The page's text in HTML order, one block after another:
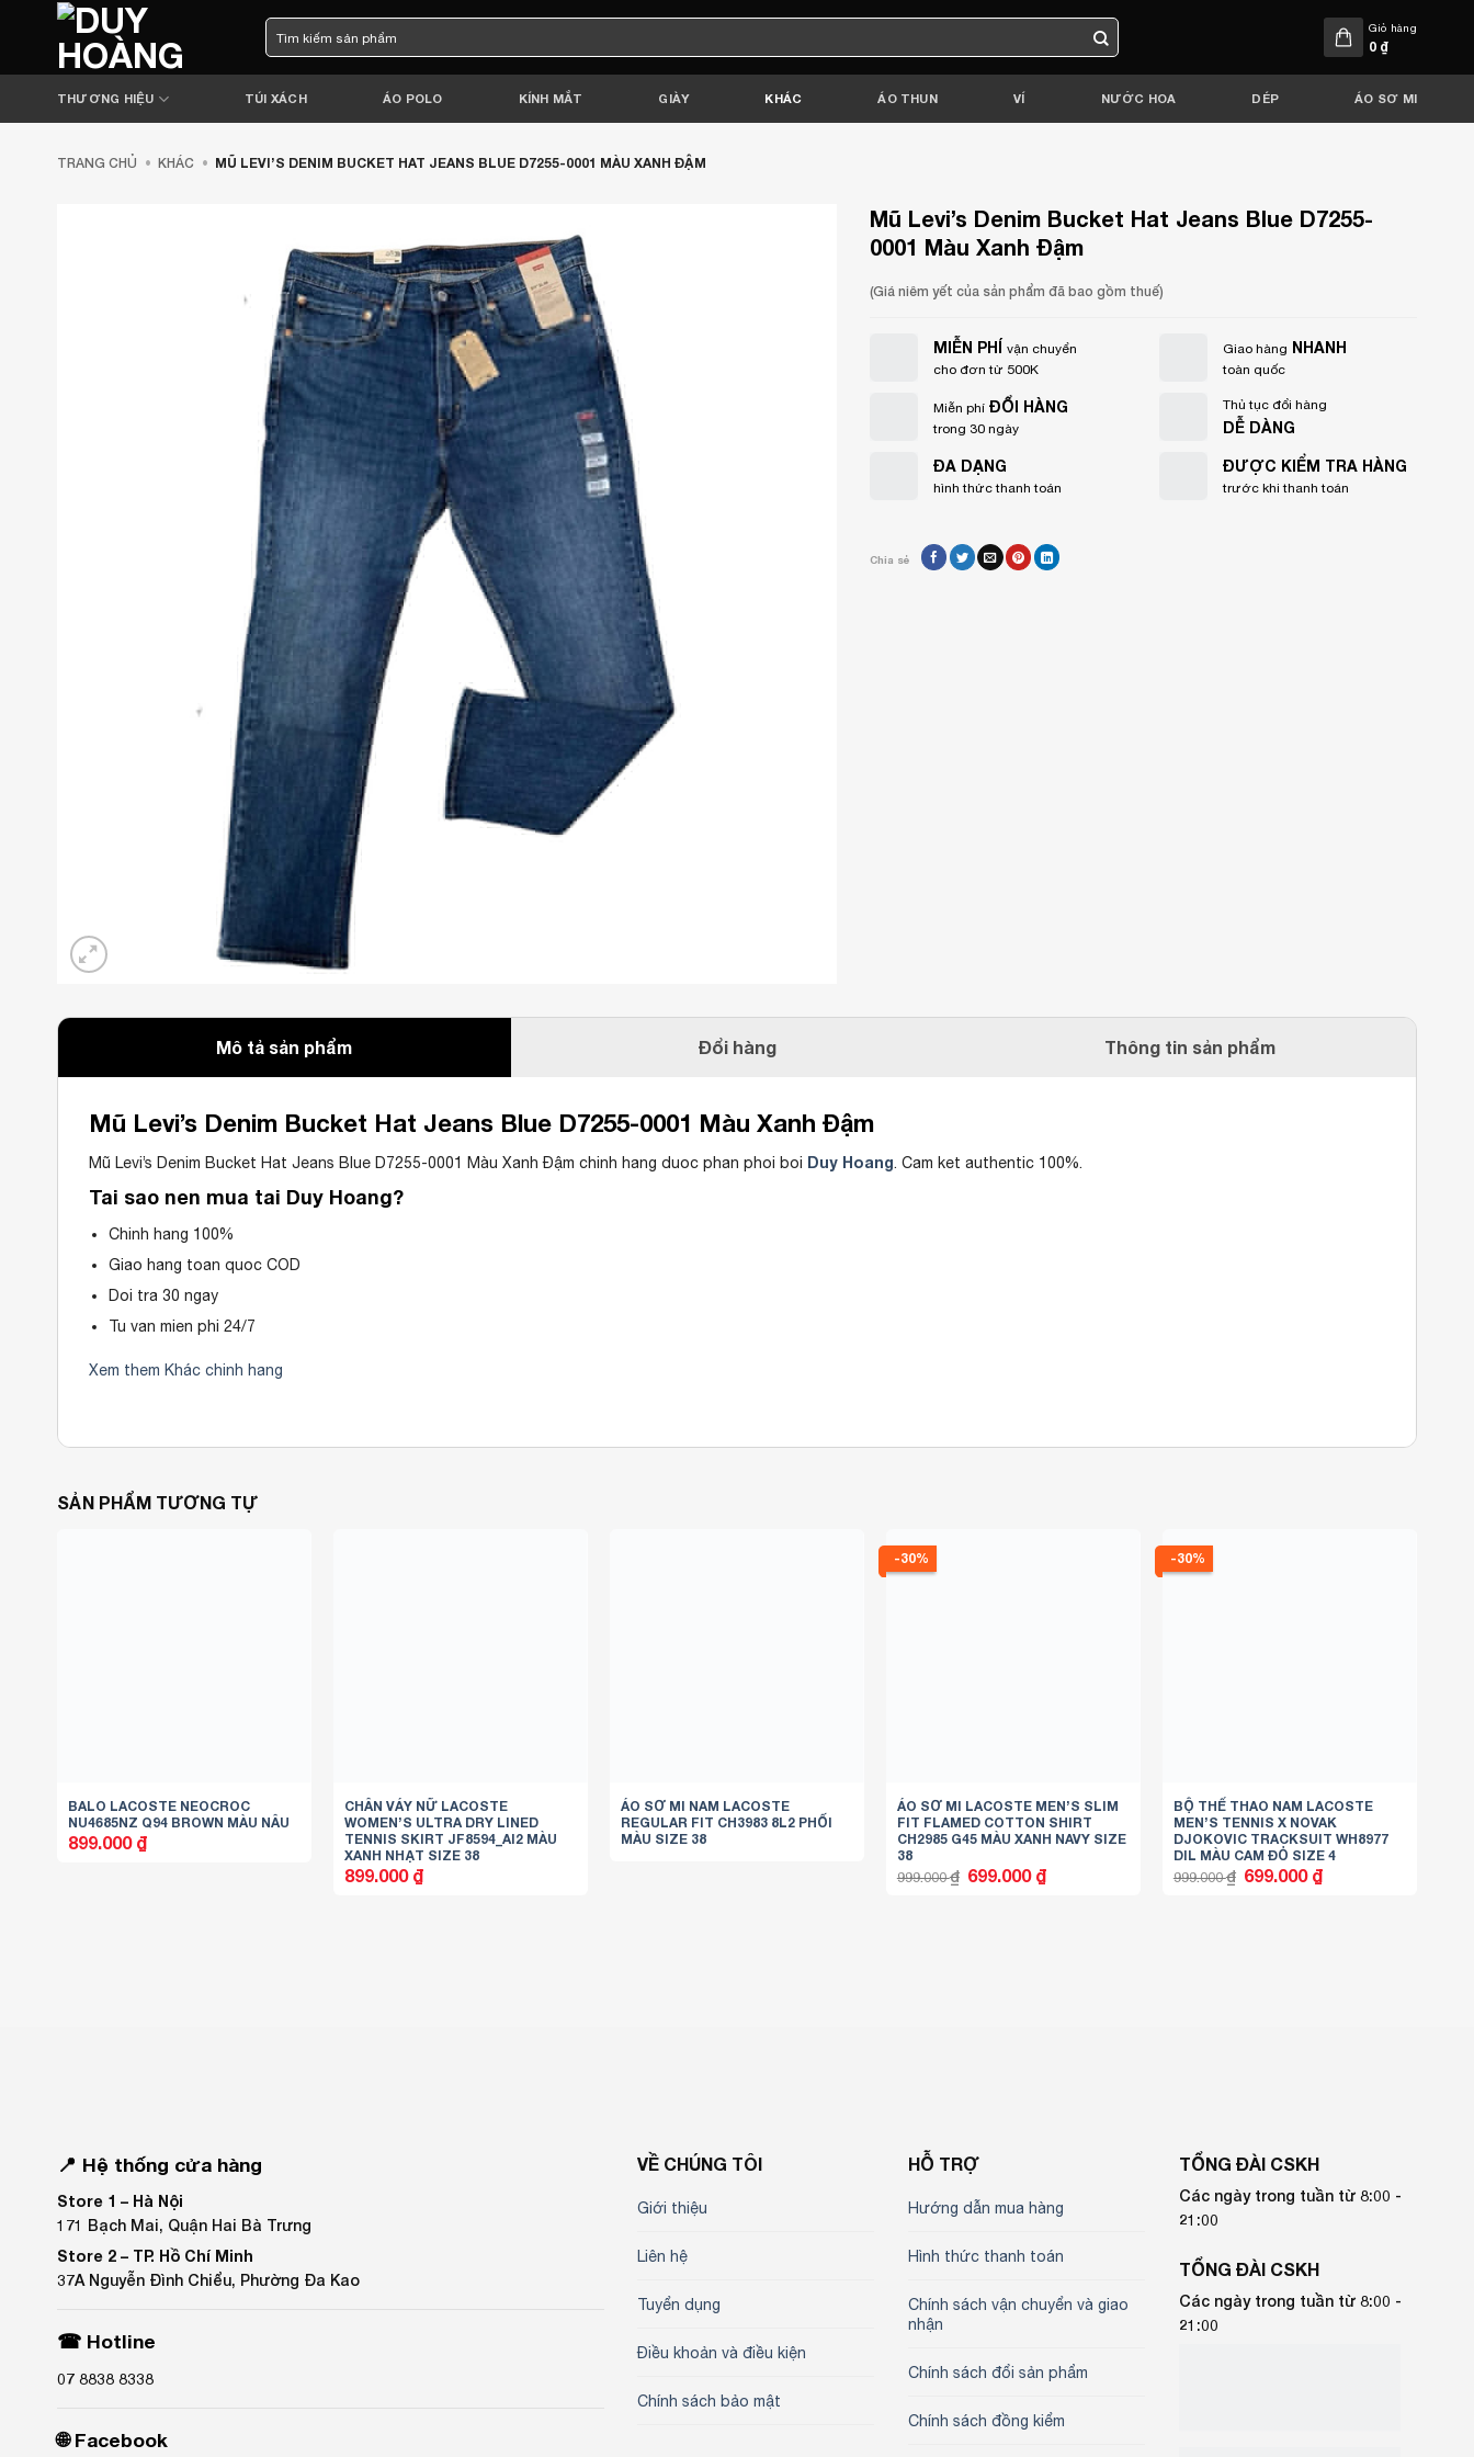
Tìm
kiếm:
Giỏ hàng
0 ₫
THƯƠNG HIỆU TÚI XÁCH ÁO POLO KÍNH MẮT GIÀY KHÁC ÁO THUN VÍ NƯỚC HOA DÉP ÁO SƠ MI
TRANG CHỦ • KHÁC • MŨ LEVI’S DENIM BUCKET HAT JEANS BLUE D7255-0001 MÀU XANH ĐẬM
Mũ Levi’s Denim Bucket Hat Jeans Blue D7255-
0001 Màu Xanh Đậm
(Giá niêm yết của sản phẩm đã bao gồm thuế)
MIỄN PHÍ vận chuyển
cho đơn từ 500K
Miễn phíĐỔI HÀNG
trong 30 ngày
ĐA DẠNG
hình thức thanh toán
Giao hàng NHANH
toàn quốc
Thủ tục đổi hàng
DỄ DÀNG
ĐƯỢC KIỂM TRA HÀNG
trước khi thanh toán
Chia sẻ
Mô tả sản phẩm Đổi hàng Thông tin sản phẩm
Mũ Levi’s Denim Bucket Hat Jeans Blue D7255-0001 Màu Xanh Đậm
Mũ Levi’s Denim Bucket Hat Jeans Blue D7255-0001 Màu Xanh Đậm chinh hang duoc phan phoi boi Duy Hoang. Cam ket authentic 100%.
Tai sao nen mua tai Duy Hoang?
Chinh hang 100%
Giao hang toan quoc COD
Doi tra 30 ngay
Tu van mien phi 24/7
Xem them Khác chinh hang
SẢN PHẨM TƯƠNG TỰ
BALO LACOSTE NEOCROC
NU4685NZ Q94 BROWN MÀU NÂU
899.000 ₫
CHÂN VÁY NỮ LACOSTE
WOMEN’S ULTRA DRY LINED
TENNIS SKIRT JF8594_AI2 MÀU
XANH NHẠT SIZE 38
899.000 ₫
ÁO SƠ MI NAM LACOSTE
REGULAR FIT CH3983 8L2 PHỐI
MÀU SIZE 38
-30%
ÁO SƠ MI LACOSTE MEN’S SLIM
FIT FLAMED COTTON SHIRT
CH2985 G45 MÀU XANH NAVY SIZE
38
999.000₫ Giá
gốc
699.000 ₫Giá
hiện
-30%
BỘ THỂ THAO NAM LACOSTE
MEN’S TENNIS X NOVAK
DJOKOVIC TRACKSUIT WH8977
DIL MÀU CAM ĐỎ SIZE 4
999.000₫ Giá
gốc
699.000 ₫Giá
hiện
📍 Hệ thống cửa hàng
Store 1 – Hà Nội
171 Bạch Mai, Quận Hai Bà Trưng
Store 2 – TP. Hồ Chí Minh
37A Nguyễn Đình Chiểu, Phường Đa Kao
☎ Hotline
07 8838 8338
🌐 Facebook
VỀ CHÚNG TÔI
Giới thiệu
Liên hệ
Tuyển dụng
Điều khoản và điều kiện
Chính sách bảo mật
HỖ TRỢ
Hướng dẫn mua hàng
Hình thức thanh toán
Chính sách vận chuyển và giao
nhận
Chính sách đổi sản phẩm
Chính sách đồng kiểm
TỔNG ĐÀI CSKH
Các ngày trong tuần từ 8:00 -
21:00
TỔNG ĐÀI CSKH
Các ngày trong tuần từ 8:00 -
21:00